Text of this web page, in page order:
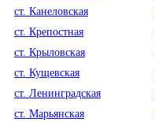
ст. Канеловская
ст. Крепостная
ст. Крыловская
ст. Кущевская
ст. Ленинградская
ст. Марьянская